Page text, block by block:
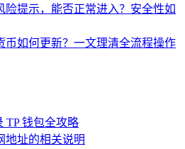
险提示，能否正常进入？安全性如
币如何更新？一文理清全流程操作
TP 钱包全攻略
地址的相关说明